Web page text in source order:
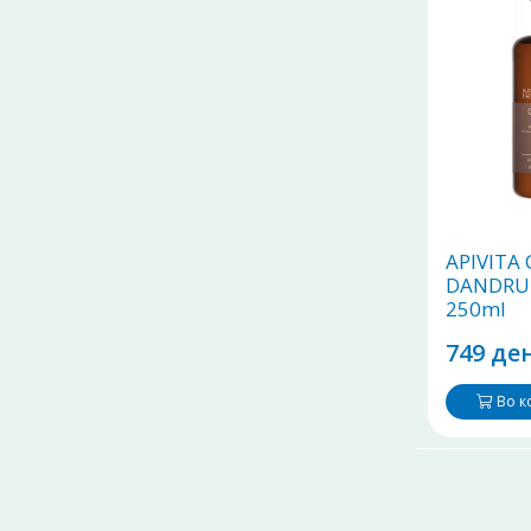
APIVITA
250ml
749
Во